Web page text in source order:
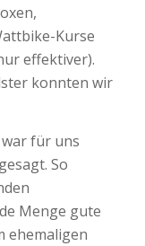
Kurse
effektiver).
konnten wir
für uns
So
Menge gute
ehemaligen